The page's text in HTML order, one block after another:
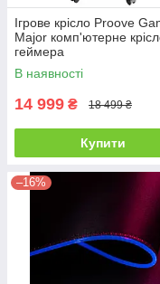
Ігрове крісло Proove
Major комп'ютерне
геймера
В наявності
14 999 ₴ 18 499 ₴
Купити
–16%